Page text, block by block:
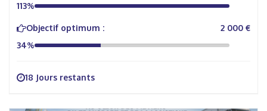
113%
Objectif optimum :
2 000 €
34%
18 Jours restants